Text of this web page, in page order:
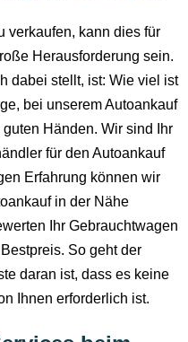
verkaufen, kann dies für
Herausforderung sein.
dabei stellt, ist: Wie viel ist
bei unserem Autoankauf
Händen. Wir sind Ihr
für den Autoankauf
Erfahrung können wir
in der Nähe
Ihr Gebrauchtwagen
So geht der
daran ist, dass es keine
Ihnen erforderlich ist.